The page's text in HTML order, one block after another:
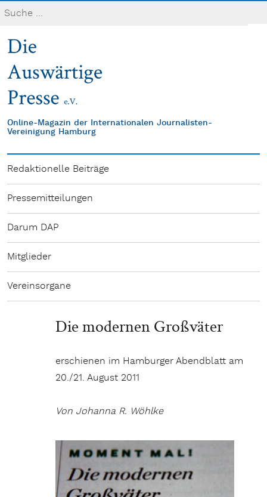
Online-Magazin der Internationalen Journalisten-
Vereinigung Hamburg
Redaktionelle Beiträge
Pressemitteilungen
Darum DAP
Mitglieder
Vereinsorgane
Die modernen Großväter
erschienen im Hamburger Abendblatt am
20./21. August 2011
Von Johanna R. Wöhlke